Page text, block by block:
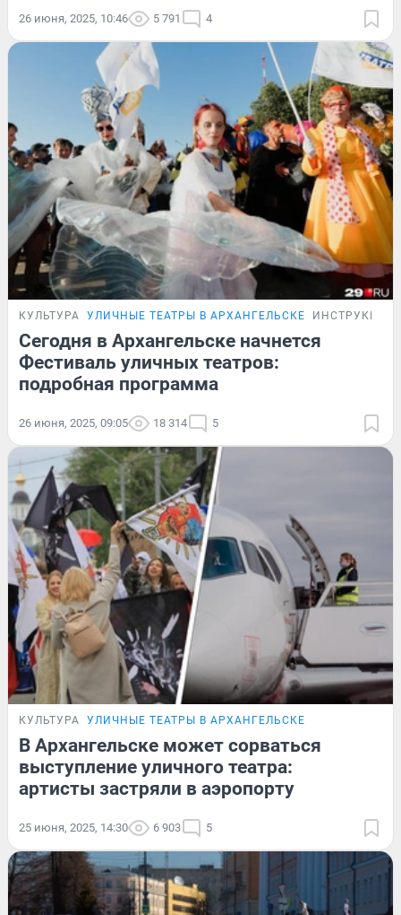
26 июня, 2025, 10:46 5 791 4
КУЛЬТУРА УЛИЧНЫЕ ТЕАТРЫ В АРХАНГЕЛЬСКЕ ИНСТРУКЦИЯ
Сегодня в Архангельске начнется
Фестиваль уличных театров:
подробная программа
26 июня, 2025, 09:05 18 314 5
КУЛЬТУРА УЛИЧНЫЕ ТЕАТРЫ В АРХАНГЕЛЬСКЕ
В Архангельске может сорваться
выступление уличного театра:
артисты застряли в аэропорту
25 июня, 2025, 14:30 6 903 5